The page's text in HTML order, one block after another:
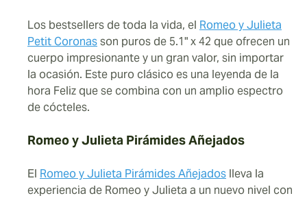
Los bestsellers de toda la vida, el Romeo y Julieta
Petit Coronasson puros de 5.1" x 42 que ofrecen un
cuerpo impresionante y un gran valor, sin importar
la ocasión. Este puro clásico es una leyenda de la
hora Feliz que se combina con un amplio espectro
de cócteles.
Romeo y Julieta Pirámides Añejados
El Romeo y Julieta Pirámides Añejados lleva la
experiencia de Romeo y Julieta a un nuevo nivel con